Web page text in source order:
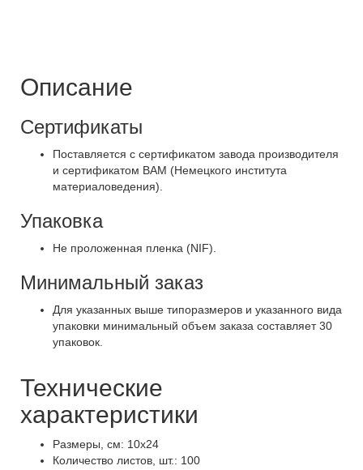
Описание
Сертификаты
Поставляется с сертификатом завода производителя
и сертификатом ВАМ (Немецкого института
материаловедения).
Упаковка
Не проложенная пленка (NIF).
Минимальный заказ
Для указанных выше типоразмеров и указанного вида
упаковки минимальный объем заказа составляет 30
упаковок.
Технические
характеристики
Размеры, см: 10х24
Количество листов, шт.: 100